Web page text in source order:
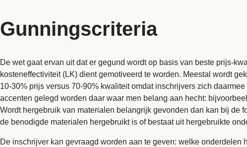
Gunningscriteria
De wet gaat ervan uit dat er gegund wordt op basis van beste prijs-
kosteneffectiviteit (LK) dient gemotiveerd te worden. Meestal wordt
10-30% prijs versus 70-90% kwaliteit omdat inschrijvers zich
accenten gelegd worden daar waar men belang aan hecht:
Wordt hergebruik van materialen belangrijk gevonden dan kan bij de
de benodigde materialen hergebruikt is of bestaat uit hergebruikte
De inschrijver kan gevraagd worden aan te geven: welke